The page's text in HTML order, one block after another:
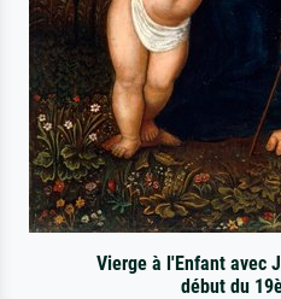
Vierge à l'Enfant avec
début du